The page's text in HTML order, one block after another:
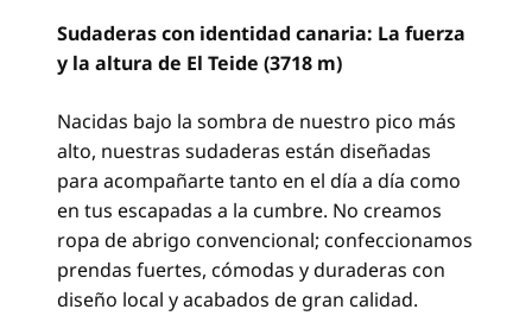
Sudaderas con identidad canaria: La fuerza
y la altura de El Teide (3718 m)
Nacidas bajo la sombra de nuestro pico más
alto, nuestras sudaderas están diseñadas
para acompañarte tanto en el día a día como
en tus escapadas a la cumbre. No creamos
ropa de abrigo convencional; confeccionamos
prendas fuertes, cómodas y duraderas con
diseño local y acabados de gran calidad.